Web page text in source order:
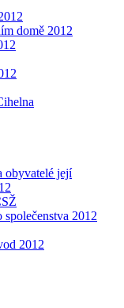
domě 2012
obyvatelé její
2012
2012